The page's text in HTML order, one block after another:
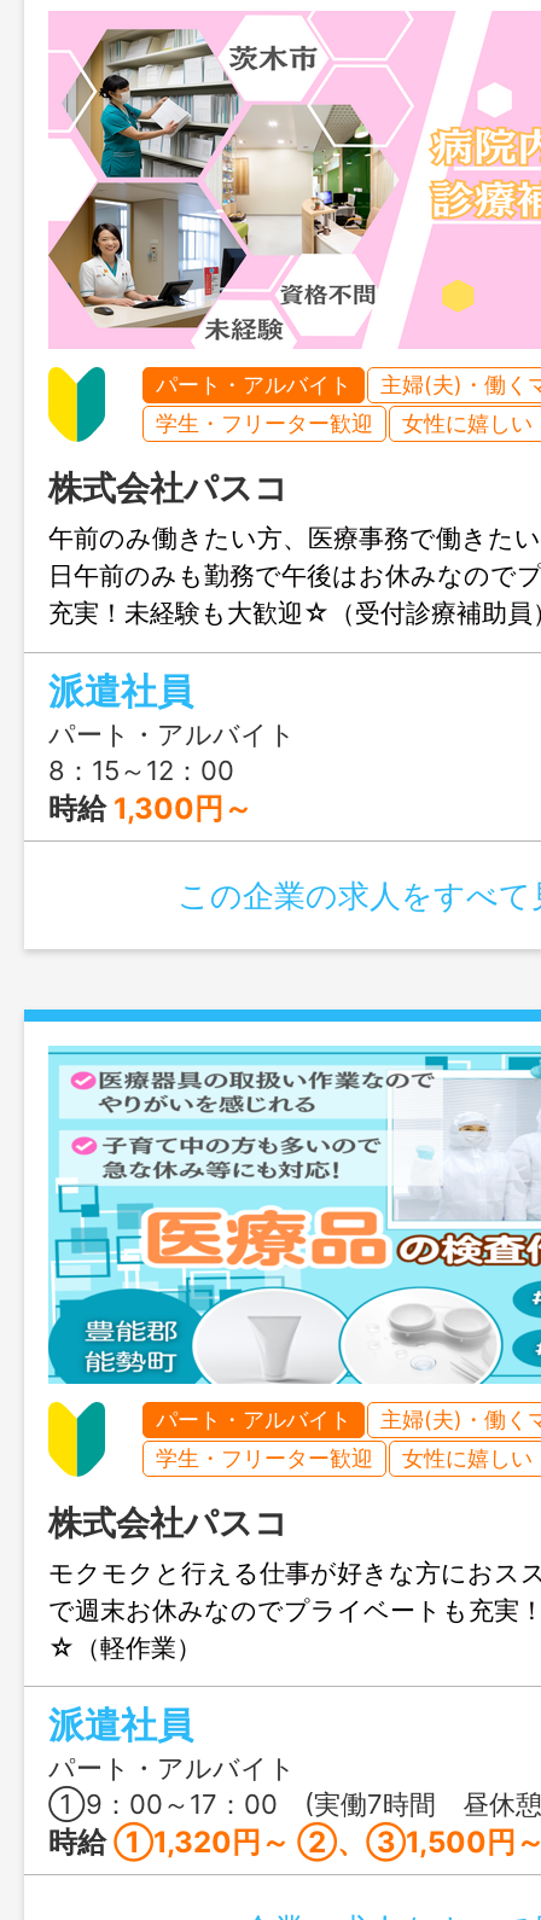
パート・アルバイト
主婦(夫)・働く
学生・フリーター歓迎
女性に嬉しい
株式会社パスコ
午前のみ働きたい方、医療事務で働きた
日午前のみも勤務で午後はお休みなので
充実！未経験も大歓迎☆（受付診療補助員
派遣社員
パート・アルバイト
8：15～12：00
時給 1,300円～
この企業の求人をすべて
パート・アルバイト
主婦(夫)・働く
学生・フリーター歓迎
女性に嬉しい
株式会社パスコ
モクモクと行える仕事が好きな方におス
で週末お休みなのでプライベートも充実
☆（軽作業）
派遣社員
パート・アルバイト
①9：00～17：00 (実働7時間 昼休憩60分） ②17：00～22：00 (実働5時間） ③22：00～7：00 (実働8時間 昼休憩
時給①1,320円～ ②、③1,500円